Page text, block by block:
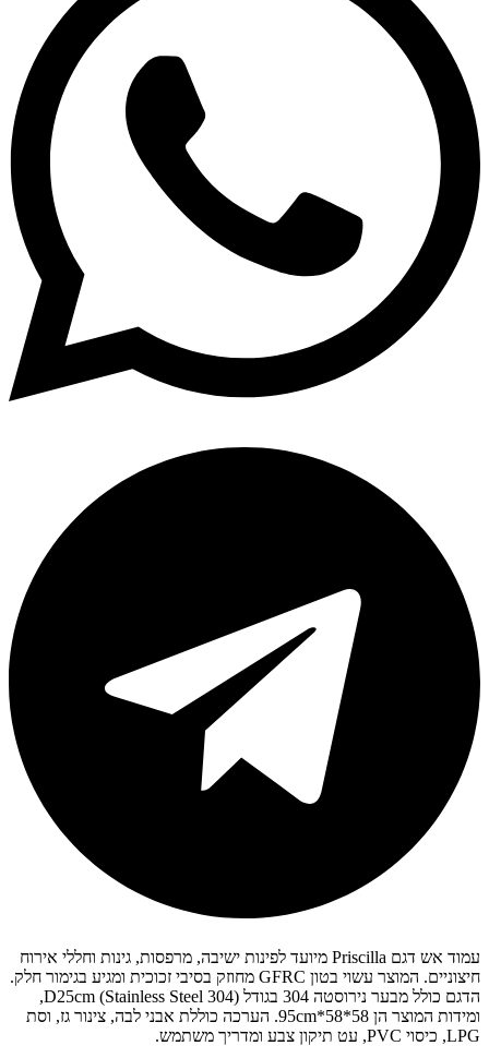
עמוד אש דגם Priscilla מיועד לפינות ישיבה, מרפסות, גינות וחללי אירוח
חיצוניים. המוצר עשוי בטון GFRC מחוזק בסיבי זכוכית ומגיע בגימור חלק.
הדגם כולל מבער נירוסטה 304 בגודל D25cm (Stainless Steel 304),
ומידות המוצר הן 58*58*95cm. הערכה כוללת אבני לבה, צינור גז, וסת
LPG, כיסוי PVC, עט תיקון צבע ומדריך משתמש.